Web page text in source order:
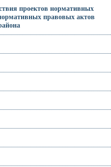
проектов нормативных
правовых актов